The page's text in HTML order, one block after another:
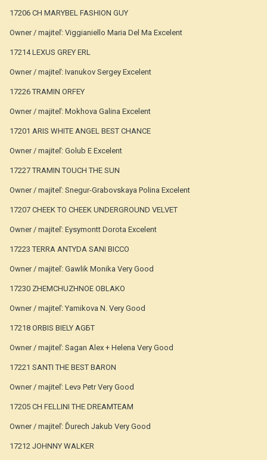
17206 CH MARYBEL FASHION GUY
Owner / majiteľ: Viggianiello Maria Del Ma Excelent
17214 LEXUS GREY ERL
Owner / majiteľ: Ivanukov Sergey Excelent
17226 TRAMIN ORFEY
Owner / majiteľ: Mokhova Galina Excelent
17201 ARIS WHITE ANGEL BEST CHANCE
Owner / majiteľ: Golub E Excelent
17227 TRAMIN TOUCH THE SUN
Owner / majiteľ: Snegur-Grabovskaya Polina Excelent
17207 CHEEK TO CHEEK UNDERGROUND VELVET
Owner / majiteľ: Eysymontt Dorota Excelent
17223 TERRA ANTYDA SANI BICCO
Owner / majiteľ: Gawlik Monika Very Good
17230 ZHEMCHUZHNOE OBLAKO
Owner / majiteľ: Yamikova N. Very Good
17218 ORBIS BIELY AGБT
Owner / majiteľ: Sagan Alex + Helena Very Good
17221 SANTI THE BEST BARON
Owner / majiteľ: Levэ Petr Very Good
17205 CH FELLINI THE DREAMTEAM
Owner / majiteľ: Ďurech Jakub Very Good
17212 JOHNNY WALKER